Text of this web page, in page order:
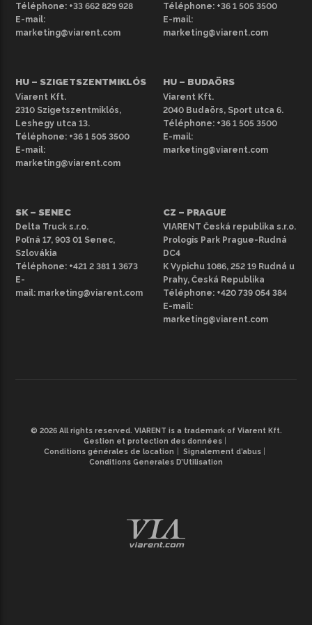
A VIARENTtovábbi bérelhető furgonokatis kínál, így
széles választék áll rendelkezésre a különböző szállítási
feladatokhoz. Ne habozzon kapcsolatba lépni a cég
Téléphone: +33 662 829 928
E-mail:
marketing@viarent.com
Téléphone: +36 1 505 3500
E-mail:
marketing@viarent.com
HU – SZIGETSZENTMIKLÓS
Viarent Kft.
2310 Szigetszentmiklós,
Leshegy utca 13.
Téléphone: +36 1 505 3500
E-mail:
marketing@viarent.com
HU – BUDAÖRS
Viarent Kft.
2040 Budaörs, Sport utca 6.
Téléphone: +36 1 505 3500
E-mail:
marketing@viarent.com
SK – SENEC
Delta Truck s.r.o.
Poľná 17, 903 01 Senec,
Szlovákia
Téléphone: +421 2 381 1 3673
E-
mail: marketing@viarent.com
CZ – PRAGUE
VIARENT Česká republika s.r.o.
Prologis Park Prague-Rudná
DC4
K Vypichu 1086, 252 19 Rudná u
Prahy, Česká Republika
Téléphone: +420 739 054 384
E-mail:
marketing@viarent.com
© 2026 All rights reserved. VIARENT is a trademark of Viarent Kft.
Gestion et protection des données
Conditions générales de location
Signalement d’abus
Conditions Generales D’Utilisation